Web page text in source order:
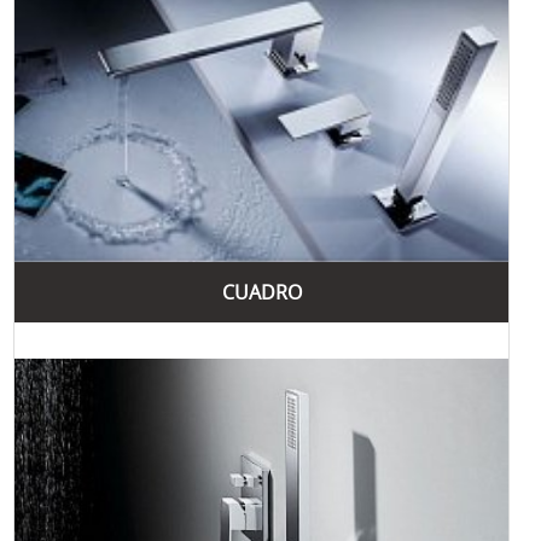
сучасних та індустріальних інтер'єрів.
Ще одна популярна колекція – "Slim". Вона включає
змішувачі з витонченими та елегантними формами, що
підкреслюють розкіш і стиль. "Slim" підходить для тих,
хто шукає елегантні рішення для своїх ванних кімнат і
кухонь.
Завдяки своїм численним перевагам та багаторічному
досвіду, Tres Grifería продовжує залишатися одним із
провідних брендів на ринку сантехніки, пропонуючи
CUADRO